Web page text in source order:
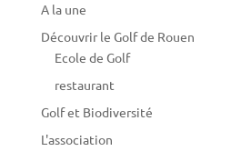
A la une
Découvrir le Golf de Rouen
Ecole de Golf
restaurant
Golf et Biodiversité
L'association